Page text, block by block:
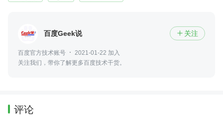
百度Geek说  关注
百度官方技术账号
2021-01-22 加入
关注我们，带你了解更多百度技术干货。
评论